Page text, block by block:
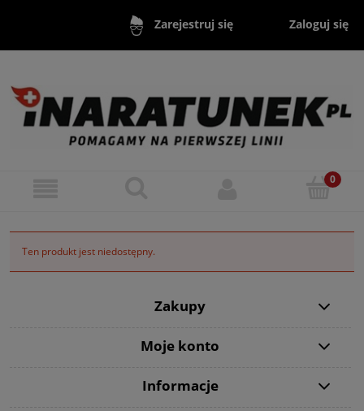
Zarejestruj się Zaloguj się
Ten produkt jest niedostępny.
Zakupy
Moje konto
Informacje